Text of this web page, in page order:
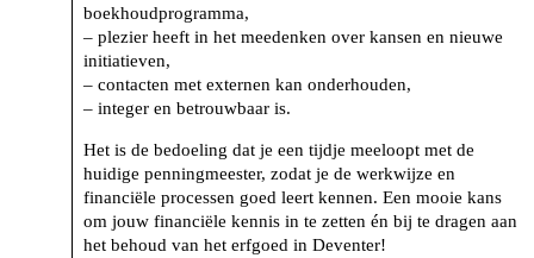
boekhoudprogramma,
– plezier heeft in het meedenken over kansen en nieuwe
initiatieven,
– contacten met externen kan onderhouden,
– integer en betrouwbaar is.
Het is de bedoeling dat je een tijdje meeloopt met de
huidige penningmeester, zodat je de werkwijze en
financiële processen goed leert kennen. Een mooie kans
om jouw financiële kennis in te zetten én bij te dragen aan
het behoud van het erfgoed in Deventer!